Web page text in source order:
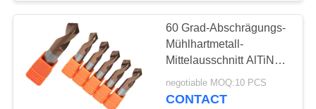
Hartmetall-Bohrer
60 Grad-Abschrägungs-
Mühlhartmetall-
Mittelausschnitt AlTiN
oder TiSiN-
Beschichtung
negotiable MOQ:10 PCS
CONTACT